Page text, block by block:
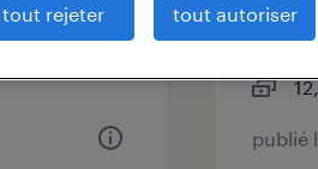
publié
tout rejeter tout autoriser